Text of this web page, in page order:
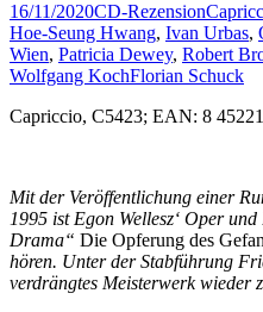
16/11/2020CD-Rezension
Hoe-Seung Hwang, Ivan Urbas,
Wien, Patricia Dewey, Robert
Wolfgang KochFlorian Schuck
Capriccio, C5423; EAN: 8
Mit der Veröffentlichung einer
1995 ist Egon Wellesz‘ Oper
Drama“ Die Opferung des
hören. Unter der Stabführung
verdrängtes Meisterwerk wieder